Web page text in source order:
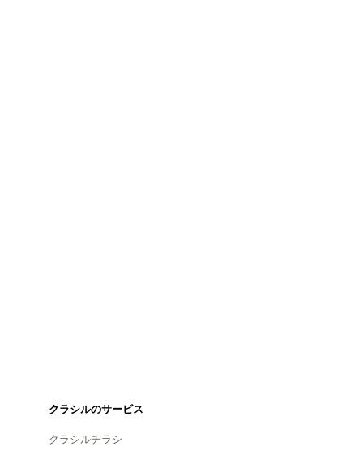
クラシルのサービス
クラシルチラシ